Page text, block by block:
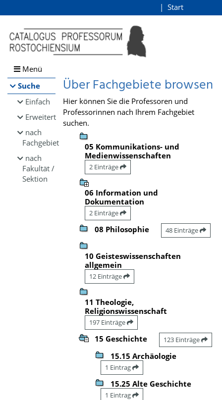
Browsen
direkt zum Inhalt
Start
Menü
Suche
Einfach
Erweitert
nach
Fachgebiet
nach
Fakultät /
Sektion
Über Fachgebiete browsen
Hier können Sie die Professoren und
Professorinnen nach Ihrem Fachgebiet
suchen.
05 Kommunikations- und
Medienwissenschaften
2 Einträge
06 Information und
Dokumentation
2 Einträge
08 Philosophie 48 Einträge
10 Geisteswissenschaften
allgemein
12 Einträge
11 Theologie,
Religionswissenschaft
197 Einträge
15 Geschichte 123 Einträge
15.15 Archäologie
1 Eintrag
15.25 Alte Geschichte
1 Eintrag